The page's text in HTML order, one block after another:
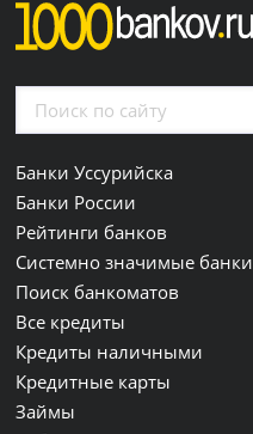
Банки Уссурийска
Банки России
Рейтинги банков
Системно значимые банки
Поиск банкоматов
Все кредиты
Кредиты наличными
Кредитные карты
Займы